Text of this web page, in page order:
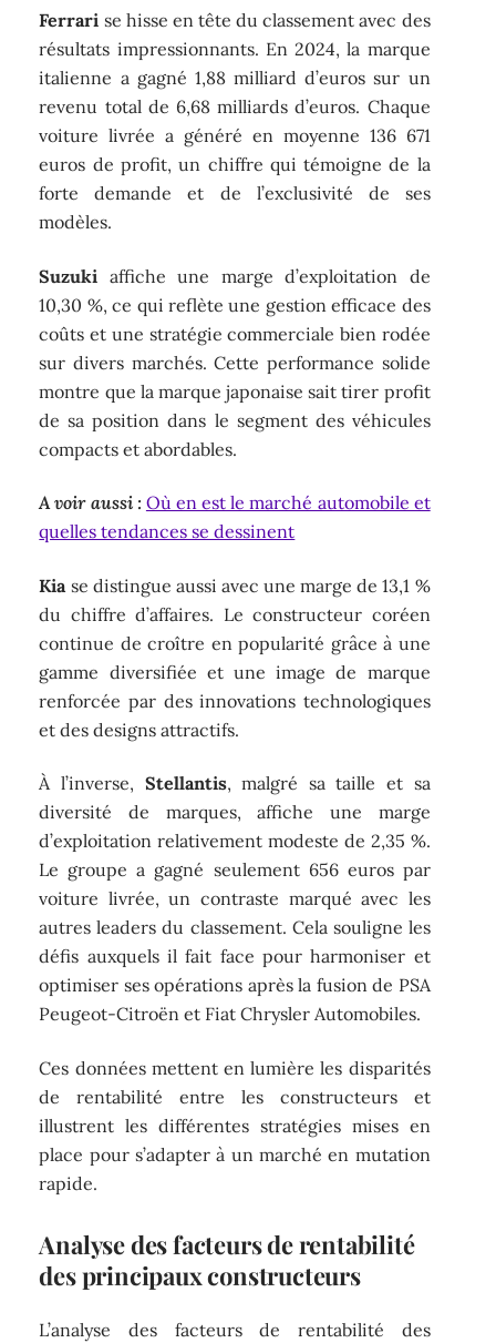
Ferrari se hisse en tête du classement avec des
résultats impressionnants. En 2024, la marque
italienne a gagné 1,88 milliard d’euros sur un
revenu total de 6,68 milliards d’euros. Chaque
voiture livrée a généré en moyenne 136 671
euros de profit, un chiffre qui témoigne de la
forte demande et de l’exclusivité de ses
modèles.
Suzuki affiche une marge d’exploitation de
10,30 %, ce qui reflète une gestion efficace des
coûts et une stratégie commerciale bien rodée
sur divers marchés. Cette performance solide
montre que la marque japonaise sait tirer profit
de sa position dans le segment des véhicules
compacts et abordables.
A voir aussi : Où en est le marché automobile et
quelles tendances se dessinent
Kia se distingue aussi avec une marge de 13,1 %
du chiffre d’affaires. Le constructeur coréen
continue de croître en popularité grâce à une
gamme diversifiée et une image de marque
renforcée par des innovations technologiques
et des designs attractifs.
À l’inverse, Stellantis, malgré sa taille et sa
diversité de marques, affiche une marge
d’exploitation relativement modeste de 2,35 %.
Le groupe a gagné seulement 656 euros par
voiture livrée, un contraste marqué avec les
autres leaders du classement. Cela souligne les
défis auxquels il fait face pour harmoniser et
optimiser ses opérations après la fusion de PSA
Peugeot-Citroën et Fiat Chrysler Automobiles.
Ces données mettent en lumière les disparités
de rentabilité entre les constructeurs et
illustrent les différentes stratégies mises en
place pour s’adapter à un marché en mutation
rapide.
Analyse des facteurs de rentabilité
des principaux constructeurs
L’analyse des facteurs de rentabilité des